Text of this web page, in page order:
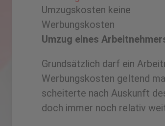
Umzugskosten keine
Werbungskosten
Umzug eines
Grundsätzlich darf ein
Werbungskosten geltend
scheiterte nach Auskunft
doch immer noch relativ